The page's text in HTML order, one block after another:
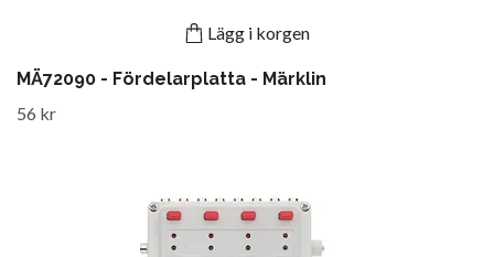
Lägg i korgen
MÄ72090 - Fördelarplatta - Märklin
56 kr